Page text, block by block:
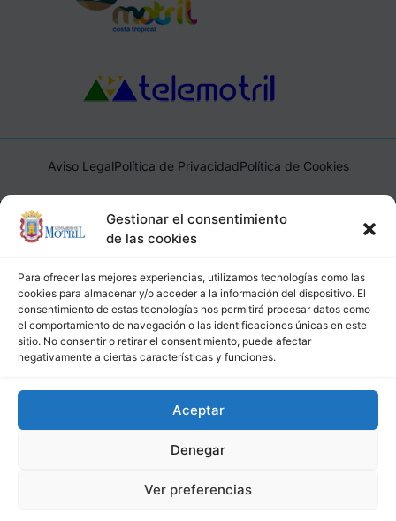
Gestionar el consentimiento
de las cookies
Para ofrecer las mejores experiencias, utilizamos tecnologías como las
cookies para almacenar y/o acceder a la información del dispositivo. El
consentimiento de estas tecnologías nos permitirá procesar datos como
el comportamiento de navegación o las identificaciones únicas en este
sitio. No consentir o retirar el consentimiento, puede afectar
negativamente a ciertas características y funciones.
Aceptar
Denegar
Ver preferencias
Aviso LegalPolítica de PrivacidadPolítica de Cookies
Ayuntamiento de Motril, Plaza de España, 1, 18600, Motril,
(Granada), CIF: P1814200J, DIR3: L01181400